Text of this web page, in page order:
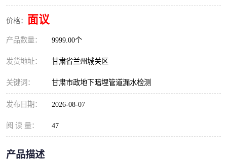
价格： 面议
产品数量： 9999.00个
发货地址： 甘肃省兰州城关区
关键词： 甘肃市政地下暗埋管道漏水检测
发布日期： 2026-08-07
阅 读 量： 47
产品描述